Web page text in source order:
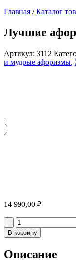
Главная /Каталог
Лучшие
Артикул: 3112
и мудрые афоризмы,
14 990,00 ₽
- Количество
В корзину
Описание